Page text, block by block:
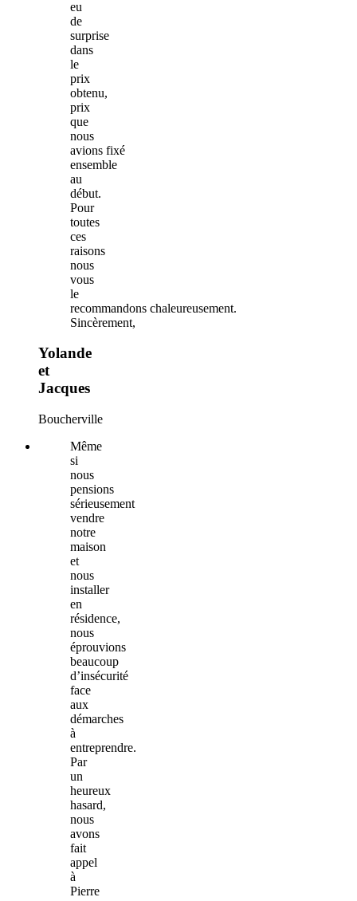
eu
de
surprise
dans
le
prix
obtenu,
prix
que
nous
avions fixé
ensemble
au
début.
Pour
toutes
ces
raisons
nous
vous
le
recommandons chaleureusement.
Sincèrement,
Yolande
et
Jacques
Boucherville
Même
si
nous
pensions
sérieusement
vendre
notre
maison
et
nous
installer
en
résidence,
nous
éprouvions
beaucoup
d’insécurité
face
aux
démarches
à
entreprendre.
Par
un
heureux
hasard,
nous
avons
fait
appel
à
Pierre